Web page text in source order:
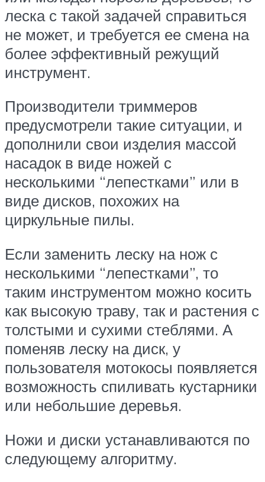
леска с такой задачей справиться
не может, и требуется ее смена на
более эффективный режущий
инструмент.
Производители триммеров
предусмотрели такие ситуации, и
дополнили свои изделия массой
насадок в виде ножей с
несколькими “лепестками” или в
виде дисков, похожих на
циркульные пилы.
Если заменить леску на нож с
несколькими “лепестками”, то
таким инструментом можно косить
как высокую траву, так и растения с
толстыми и сухими стеблями. А
поменяв леску на диск, у
пользователя мотокосы появляется
возможность спиливать кустарники
или небольшие деревья.
Ножи и диски устанавливаются по
следующему алгоритму.